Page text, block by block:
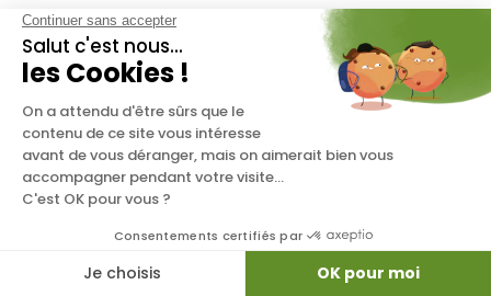
Par exemple, la machine à café Verona RS de
SanRemo conçue pour les restaurants et proposée à
un prix compétitif sur notre boutique, a la capacité de
délivrer plus d’une centaine de tasses par heure. Le
modèle Opéra 2.0, quant à lui, peut aller jusqu’à 200
cafés/h et 120 lattes/h. Parcourez notre
percolateurs et de machines à café automatiques
pour trouver le produit qui correspond aux besoins de
votre établissement de restauration. La maison Pfaff
expédie vos produits dans les plus brefs délais et
vous garantit une livraison sécurisée et rapide.